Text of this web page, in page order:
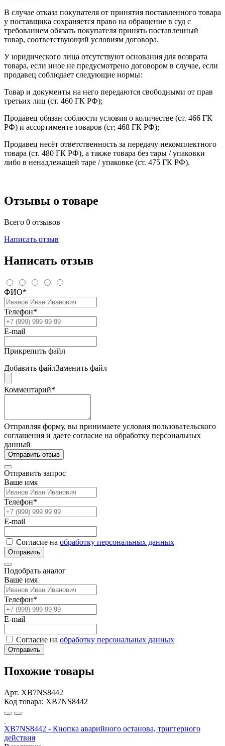
В случае отказа покупателя от принятия поставленного товара
у поставщика сохраняется право на обращение в суд с
требованием обязать покупателя принять поставленный
товар, соответствующий условиям договора.
У юридического лица отсутствуют основания для возврата
товара, если иное не предусмотрено договором в случае, если
продавец соблюдает следующие нормы:
Товар и документы на него передаются свободными от прав
третьих лиц (ст. 460 ГК РФ);
Продавец обязан соблюсти условия о количестве (ст. 466 ГК
РФ) и ассортименте товаров (ст; 468 ГК РФ);
Продавец несёт ответственность за передачу некомплектного
товара (ст. 480 ГК РФ), а также товара без тары / упаковки
либо в ненадлежащей таре / упаковке (ст. 475 ГК РФ).
Отзывы о товаре
Всего 0 отзывов
Написать отзыв
Написать отзыв
ФИО*
Телефон*
E-mail
Прикрепить файл
Добавить файлЗаменить файл
Комментарий*
Отправляя форму, вы принимаете условия пользовательского
соглашения и даете согласие на обработку персональных
данный
Отправить отзыв
Отправить запрос
Ваше имя
Телефон*
E-mail
Согласие на обработку персональных данных
Отправить
Подобрать аналог
Ваше имя
Телефон*
E-mail
Согласие на обработку персональных данных
Отправить
Похожие товары
Арт. XB7NS8442
Код товара: XB7NS8442
XB7NS8442 - Кнопка аварийного останова, триггерного
действия